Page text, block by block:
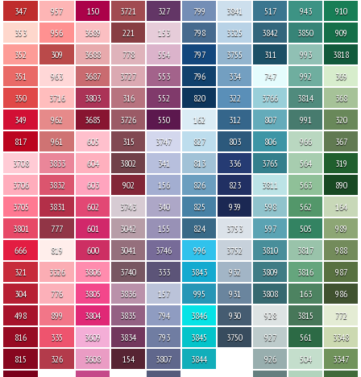
347
353
352
351
350
349
817
3708
3706
3705
3801
666
321
304
498
816
815
957
956
309
963
3716
962
961
3833
3832
3831
777
819
3326
776
899
335
326
150
3689
3688
3687
3803
3685
605
604
603
602
601
600
3806
3805
3804
3609
3608
3721
221
778
3727
316
3726
315
3802
902
3743
3042
3041
3740
3836
3835
3834
154
327
153
554
553
552
550
3747
341
156
340
155
3746
333
157
794
793
3807
799
798
797
796
820
162
827
813
826
825
824
996
3843
995
3846
3845
3844
3841
3325
3755
334
322
312
803
336
823
939
3753
3752
932
931
930
3750
517
3842
311
747
3766
807
806
3765
3811
598
597
3810
3809
3808
928
927
926
943
3850
993
992
3814
991
966
564
563
562
505
3817
3816
163
3815
561
504
910
909
3818
369
368
320
367
319
890
164
989
988
987
986
772
3348
3347